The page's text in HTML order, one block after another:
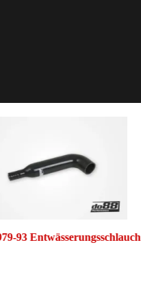
93 Entwässerungsschlauch